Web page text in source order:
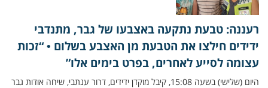
רעננה: טבעת נתקעה באצבעו של גבר, מתנדבי
ידידים חילצו את הטבעת מן האצבע בשלום • “זכות
עצומה לסייע לאחרים, בפרט בימים אלו”
היום (שלישי) בשעה 15:08, קיבל מוקדן ידידים, דרור ענתבי, שיחה אודות גבר